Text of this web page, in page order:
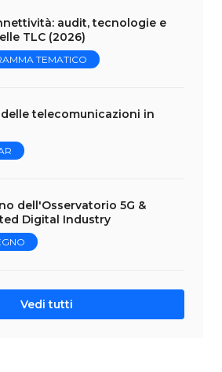
audit, tecnologie e
TLC (2026)
TEMATICO
telecomunicazioni in
dell'Osservatorio 5G &
Digital Industry
Vedi tutti